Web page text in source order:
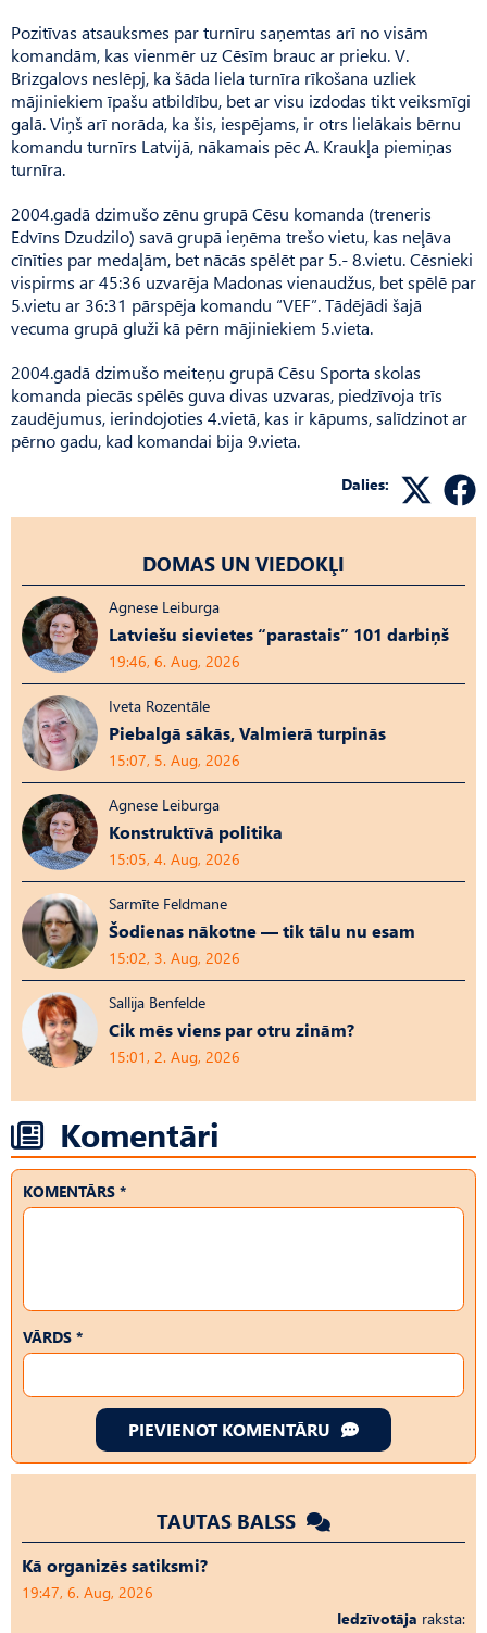
Pozitīvas atsauksmes par turnīru saņemtas arī no visām
komandām, kas vienmēr uz Cēsīm brauc ar prieku. V.
Brizgalovs neslēpj, ka šāda liela turnīra rīkošana uzliek
mājiniekiem īpašu atbildību, bet ar visu izdodas tikt veiksmīgi
galā. Viņš arī norāda, ka šis, iespējams, ir otrs lielākais bērnu
komandu turnīrs Latvijā, nākamais pēc A. Kraukļa piemiņas
turnīra.
2004.gadā dzimušo zēnu grupā Cēsu komanda (treneris
Edvīns Dzudzilo) savā grupā ieņēma trešo vietu, kas neļāva
cīnīties par medaļām, bet nācās spēlēt par 5.- 8.vietu. Cēsnieki
vispirms ar 45:36 uzvarēja Madonas vienaudžus, bet spēlē par
5.vietu ar 36:31 pārspēja komandu “VEF”. Tādējādi šajā
vecuma grupā gluži kā pērn mājiniekiem 5.vieta.
2004.gadā dzimušo meiteņu grupā Cēsu Sporta skolas
komanda piecās spēlēs guva divas uzvaras, piedzīvoja trīs
zaudējumus, ierindojoties 4.vietā, kas ir kāpums, salīdzinot ar
pērno gadu, kad komandai bija 9.vieta.
Dalies:
DOMAS UN VIEDOKĻI
Agnese Leiburga
Latviešu sievietes “parastais” 101 darbiņš
19:46, 6. Aug, 2026
Iveta Rozentāle
Piebalgā sākās, Valmierā turpinās
15:07, 5. Aug, 2026
Agnese Leiburga
Konstruktīvā politika
15:05, 4. Aug, 2026
Sarmīte Feldmane
Šodienas nākotne — tik tālu nu esam
15:02, 3. Aug, 2026
Sallija Benfelde
Cik mēs viens par otru zinām?
15:01, 2. Aug, 2026
Komentāri
KOMENTĀRS *
VĀRDS *
PIEVIENOT KOMENTĀRU
TAUTAS BALSS
Kā organizēs satiksmi?
19:47, 6. Aug, 2026
Iedzīvotāja raksta: